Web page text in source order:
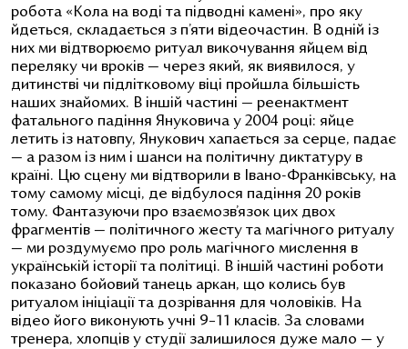
робота «Кола на воді та підводні камені», про яку
йдеться, складається з п’яти відеочастин. В одній із
них ми відтворюємо ритуал викочування яйцем від
переляку чи вроків — через який, як виявилося, у
дитинстві чи підлітковому віці пройшла більшість
наших знайомих. В іншій частині — реенактмент
фатального падіння Януковича у 2004 році: яйце
летить із натовпу, Янукович хапається за серце, падає
— а разом із ним і шанси на політичну диктатуру в
країні. Цю сцену ми відтворили в Івано-Франківську, на
тому самому місці, де відбулося падіння 20 років
тому. Фантазуючи про взаємозв’язок цих двох
фрагментів — політичного жесту та магічного ритуалу
— ми роздумуємо про роль магічного мислення в
українській історії та політиці. В іншій частині роботи
показано бойовий танець аркан, що колись був
ритуалом ініціації та дозрівання для чоловіків. На
відео його виконують учні 9–11 класів. За словами
тренера, хлопців у студії залишилося дуже мало — у